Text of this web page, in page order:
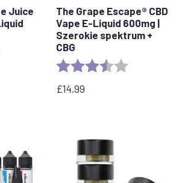
Juice
4.3 out of 5 stars
The Grape Escape® CBD
Vape E-Liquid 600mg |
Szerokie spektrum +
CBG
Ocena:
£14.99